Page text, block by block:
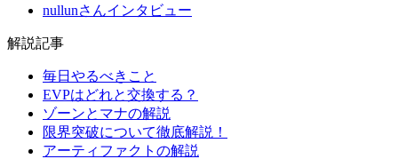
nullunさんインタビュー
解説記事
毎日やるべきこと
EVPはどれと交換する？
ゾーンとマナの解説
限界突破について徹底解説！
アーティファクトの解説